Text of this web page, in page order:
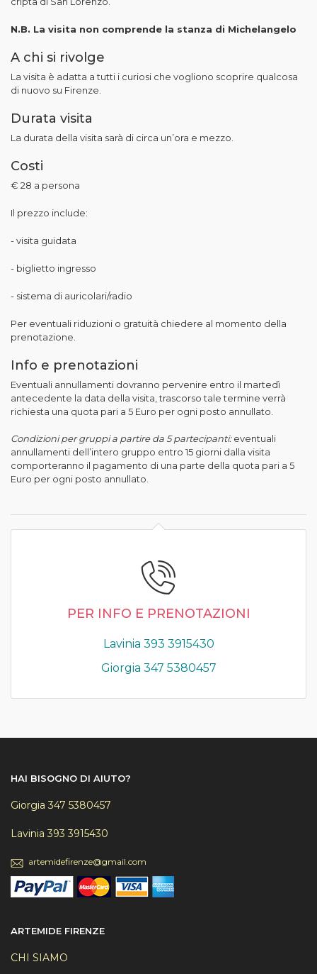
N.B. La visita non comprende la stanza di Michelangelo
A chi si rivolge
La visita è adatta a tutti i curiosi che vogliono scoprire qualcosa
di nuovo su Firenze.
Durata visita
La durata della visita sarà di circa un’ora e mezzo.
Costi
€ 28 a persona
Il prezzo include:
- visita guidata
- biglietto ingresso
- sistema di auricolari/radio
Per eventuali riduzioni o gratuità chiedere al momento della
prenotazione.
Info e prenotazioni
​Eventuali annullamenti dovranno pervenire entro il martedì
antecedente la data della visita, trascorso tale termine verrà
richiesta una quota pari a 5 Euro per ogni posto annullato.
Condizioni per gruppi a partire da 5 partecipanti:eventuali
annullamenti dell’intero gruppo entro 15 giorni dalla visita
comporteranno il pagamento di una parte della quota pari a 5
Euro per ogni posto annullato.
PER INFO E PRENOTAZIONI
Lavinia 393 3915430
Giorgia 347 5380457
HAI BISOGNO DI AIUTO?
Giorgia 347 5380457
Lavinia 393 3915430
artemidefirenze@gmail.com
ARTEMIDE FIRENZE
CHI SIAMO